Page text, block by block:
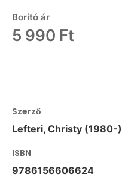
Borító ár
5 990 Ft
Szerző
Lefteri, Christy (1980-)
ISBN
9786156606624